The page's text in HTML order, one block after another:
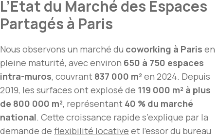
L’État du Marché des Espaces
Partagés à Paris
Nous observons un marché du coworking à Paris en
pleine maturité, avec environ 650 à 750 espaces
intra-muros, couvrant 837 000 m² en 2024. Depuis
2019, les surfaces ont explosé de 119 000 m² à plus
de 800 000 m², représentant 40 % du marché
national. Cette croissance rapide s’explique par la
demande de flexibilité locative et l’essor du bureau